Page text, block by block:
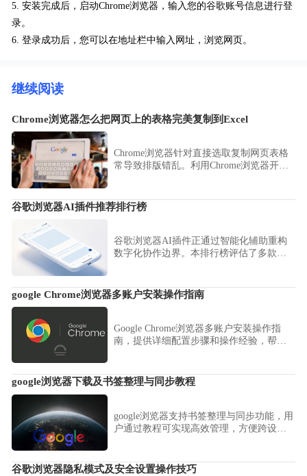
5. 安装完成后，启动Chrome浏览器，输入您的谷歌账号信息进行登
录。
6. 登录成功后，您可以在地址栏中输入网址，浏览网页。
继续阅读
Chrome浏览器怎么把网页上的表格完美复制到Excel
Chrome浏览器针对直接选取复制网页表格
常导致排版错乱。利用Chrome浏览器开发
谷歌浏览器AI插件推荐排行榜
谷歌浏览器AI插件正通过智能化辅助重构
数字化协作边界。本排行榜评估了多款具
能先机。
google Chrome浏览器多账户安装操作指南
Google Chrome浏览器多账户安装操作指
南，提供详细配置步骤和操作经验，帮助
google浏览器下载及书签整理与同步教程
google浏览器支持书签整理与同步功能，用
户通过教程可实现高效管理，方便跨设备
谷歌浏览器隐私模式及安全设置操作技巧